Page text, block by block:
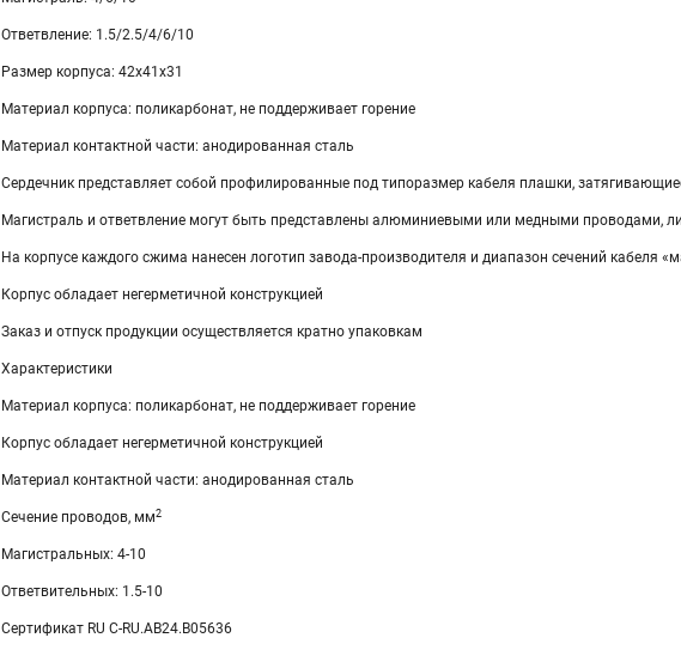
Ответвление: 1.5/2.5/4/6/10
Размер корпуса: 42х41х31
Материал корпуса: поликарбонат, не поддерживает горение
Материал контактной части: анодированная сталь
Сердечник представляет собой профилированные под типоразмер кабеля плашки,
Магистраль и ответвление могут быть представлены алюминиевыми или медными проводами,
На корпусе каждого сжима нанесен логотип завода-производителя и диапазон сечений кабеля
Корпус обладает негерметичной конструкцией
Заказ и отпуск продукции осуществляется кратно упаковкам
Характеристики
Материал корпуса: поликарбонат, не поддерживает горение
Корпус обладает негерметичной конструкцией
Материал контактной части: анодированная сталь
Сечение проводов, мм2
Магистральных: 4-10
Ответвительных: 1.5-10
Сертификат RU C-RU.AB24.B05636